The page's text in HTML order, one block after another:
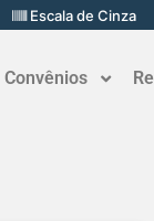
Escala de Cinza
Convênios